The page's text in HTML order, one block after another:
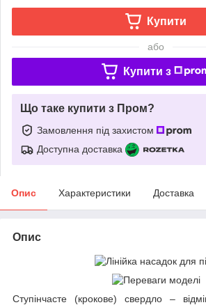
Купити
або
Купити з
Що таке купити з Пром?
Замовлення під захистом
Доступна доставка
Опис Характеристики Доставка
Опис
Ступінчасте (крокове) свердло –